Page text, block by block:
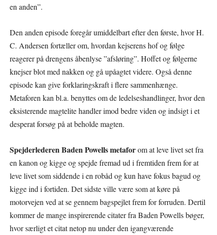
en anden”.
Den anden episode foregår umiddelbart efter den første, hvor H.
C. Andersen fortæller om, hvordan kejserens hof og følge
reagerer på drengens åbenlyse ”afsløring”. Hoffet og følgerne
knejser blot med nakken og gå upåagtet videre. Også denne
episode kan give forklaringskraft i flere sammenhænge.
Metaforen kan bl.a. benyttes om de ledelseshandlinger, hvor den
eksisterende magtelite handler imod bedre viden og indsigt i et
desperat forsøg på at beholde magten.
Spejderlederen Baden Powells metaforom at leve livet set fra
en kanon og kigge og spejde fremad ud i fremtiden frem for at
leve livet som siddende i en robåd og kun have fokus bagud og
kigge ind i fortiden. Det sidste ville være som at køre på
motorvejen ved at se gennem bagspejlet frem for forruden. Dertil
kommer de mange inspirerende citater fra Baden Powells bøger,
hvor særligt et citat netop nu under den igangværende